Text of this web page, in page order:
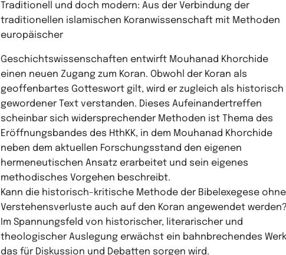
Traditionell und doch modern: Aus der Verbindung der
traditionellen islamischen Koranwissenschaft mit Methoden
europäischer
Geschichtswissenschaften entwirft Mouhanad Khorchide
einen neuen Zugang zum Koran. Obwohl der Koran als
geoffenbartes Gotteswort gilt, wird er zugleich als historisch
gewordener Text verstanden. Dieses Aufeinandertreffen
scheinbar sich widersprechender Methoden ist Thema des
Eröffnungsbandes des HthKK, in dem Mouhanad Khorchide
neben dem aktuellen Forschungsstand den eigenen
hermeneutischen Ansatz erarbeitet und sein eigenes
methodisches Vorgehen beschreibt.
Kann die historisch-kritische Methode der Bibelexegese ohne
Verstehensverluste auch auf den Koran angewendet werden?
Im Spannungsfeld von historischer, literarischer und
theologischer Auslegung erwächst ein bahnbrechendes
das für Diskussion und Debatten sorgen wird.